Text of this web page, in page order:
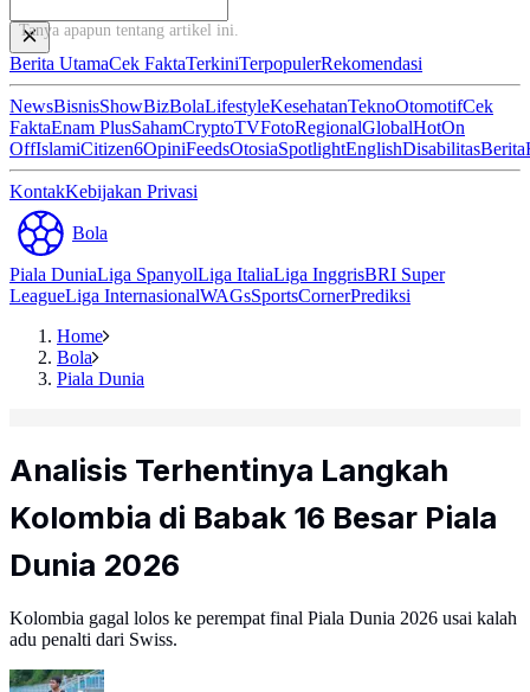
Tanya apapun tentang artike
Berita UtamaCek FaktaTerkiniTerpopulerRekomendasi
NewsBisnisShowBizBolaLifestyleKesehatanTeknoOtomotifCek
FaktaEnam PlusSahamCryptoTVFotoRegionalGlobalHotOn
OffIslamiCitizen6OpiniFeedsOtosiaSpotlightEnglishDisabilitasBerita
KontakKebijakan Privasi
Bola
Piala DuniaLiga SpanyolLiga ItaliaLiga InggrisBRI Super
LeagueLiga InternasionalWAGsSportsCornerPrediksi
Home
Bola
Piala Dunia
Analisis Terhentinya Langkah
Kolombia di Babak 16 Besar Piala
Dunia 2026
Kolombia gagal lolos ke perempat final Piala Dunia 2026 usai kalah
adu penalti dari Swiss.